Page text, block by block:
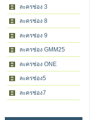
ละครช่อง 3
ละครช่อง 8
ละครช่อง 9
ละครช่อง GMM25
ละครช่อง ONE
ละครช่อง5
ละครช่อง7